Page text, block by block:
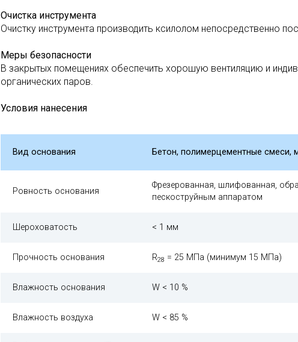
Очистка инструмента
Очистку инструмента производить ксилолом непосредственно
Меры безопасности
В закрытых помещениях обеспечить хорошую вентиляцию и
органических паров.
Условия нанесения
Вид основания Бетон, полимерцементные смеси,
Ровность основания
Фрезерованная, шлифованная,
пескоструйным аппаратом
Шероховатость < 1 мм
Прочность основания R28 = 25 МПа (минимум 15 МПа)
Влажность основания W < 10 %
Влажность воздуха W < 85 %